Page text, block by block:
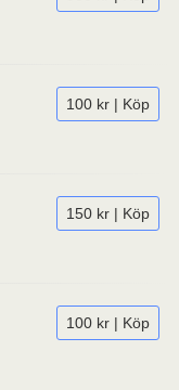
100 kr | Köp
150 kr | Köp
100 kr | Köp